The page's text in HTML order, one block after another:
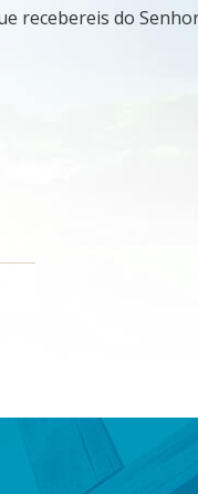
recebereis do